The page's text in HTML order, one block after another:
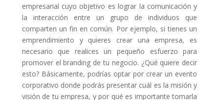
empresarial cuyo objetivo es lograr la comunicación y
la interacción entre un grupo de individuos que
comparten un fin en común. Por ejemplo, si tienes un
emprendimiento y quieres crear una empresa, es
necesario que realices un pequeño esfuerzo para
promover el branding de tu negocio. ¿Qué quiere decir
esto? Básicamente, podrías optar por crear un evento
corporativo donde podrás presentar cuál es la misión y
visión de tu empresa, y por qué es importante tomarla